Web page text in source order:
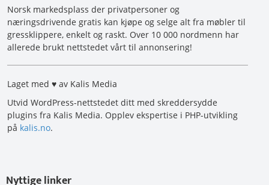
Norsk markedsplass der privatpersoner og
næringsdrivende gratis kan kjøpe og selge alt fra møbler til
gressklippere, enkelt og raskt. Over 10 000 nordmenn har
allerede brukt nettstedet vårt til annonsering!
Laget med ♥ av Kalis Media
Utvid WordPress-nettstedet ditt med skreddersydde
plugins fra Kalis Media. Opplev ekspertise i PHP-utvikling
på kalis.no.
Nyttige linker